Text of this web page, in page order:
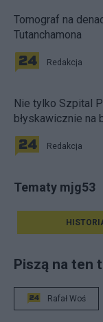
Tomograf na
Tutanchamona
Redakcja
Nie tylko Szpital
błyskawicznie na
Redakcja
Tematy mjg53
Piszą na ten
Rafał Woś